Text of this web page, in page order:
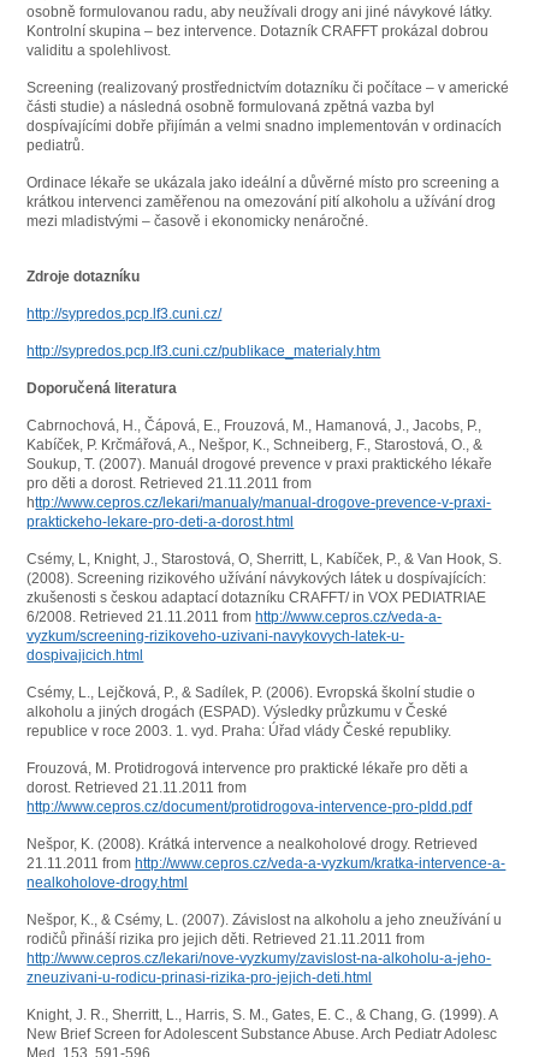
osobně formulovanou radu, aby neužívali drogy ani jiné návykové látky.
Kontrolní skupina – bez intervence. Dotazník CRAFFT prokázal dobrou
validitu a spolehlivost.
Screening (realizovaný prostřednictvím dotazníku či počítace – v americké
části studie) a následná osobně formulovaná zpětná vazba byl
dospívajícími dobře přijímán a velmi snadno implementován v ordinacích
pediatrů.
Ordinace lékaře se ukázala jako ideální a důvěrné místo pro screening a
krátkou intervenci zaměřenou na omezování pití alkoholu a užívání drog
mezi mladistvými – časově i ekonomicky nenáročné.
Zdroje dotazníku
http://sypredos.pcp.lf3.cuni.cz/
http://sypredos.pcp.lf3.cuni.cz/publikace_materialy.htm
Doporučená literatura
Cabrnochová, H., Čápová, E., Frouzová, M., Hamanová, J., Jacobs, P.,
Kabíček, P. Krčmářová, A., Nešpor, K., Schneiberg, F., Starostová, O., &
Soukup, T. (2007). Manuál drogové prevence v praxi praktického lékaře
pro děti a dorost. Retrieved 21.11.2011 from
http://www.cepros.cz/lekari/manualy/manual-drogove-prevence-v-praxi-
praktickeho-lekare-pro-deti-a-dorost.html
Csémy, L, Knight, J., Starostová, O, Sherritt, L, Kabíček, P., & Van Hook, S.
(2008). Screening rizikového užívání návykových látek u dospívajících:
zkušenosti s českou adaptací dotazníku CRAFFT/ in VOX PEDIATRIAE
6/2008. Retrieved 21.11.2011 from http://www.cepros.cz/veda-a-
vyzkum/screening-rizikoveho-uzivani-navykovych-latek-u-
dospivajicich.html
Csémy, L., Lejčková, P., & Sadílek, P. (2006). Evropská školní studie o
alkoholu a jiných drogách (ESPAD). Výsledky průzkumu v České
republice v roce 2003. 1. vyd. Praha: Úřad vlády České republiky.
Frouzová, M. Protidrogová intervence pro praktické lékaře pro děti a
dorost. Retrieved 21.11.2011 from
http://www.cepros.cz/document/protidrogova-intervence-pro-pldd.pdf
Nešpor, K. (2008). Krátká intervence a nealkoholové drogy. Retrieved
21.11.2011 from http://www.cepros.cz/veda-a-vyzkum/kratka-intervence-a-
nealkoholove-drogy.html
Nešpor, K., & Csémy, L. (2007). Závislost na alkoholu a jeho zneužívání u
rodičů přináší rizika pro jejich děti. Retrieved 21.11.2011 from
http://www.cepros.cz/lekari/nove-vyzkumy/zavislost-na-alkoholu-a-jeho-
zneuzivani-u-rodicu-prinasi-rizika-pro-jejich-deti.html
Knight, J. R., Sherritt, L., Harris, S. M., Gates, E. C., & Chang, G. (1999). A
New Brief Screen for Adolescent Substance Abuse. Arch Pediatr Adolesc
Med, 153, 591-596.